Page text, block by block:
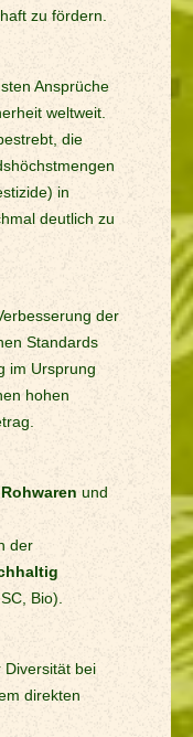
zu fördern.
Ansprüche
weltweit.
die
in
deutlich zu
der
Standards
im Ursprung
hohen
Rohwaren und
der
Bio).
Diversität bei
direkten